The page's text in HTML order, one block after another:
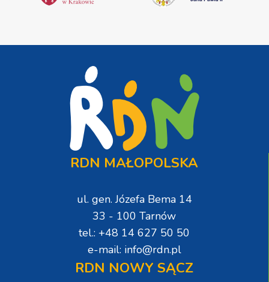
RDN MAŁOPOLSKA
ul. gen. Józefa Bema 14
33 - 100 Tarnów
tel.: +48 14 627 50 50
e-mail: info@rdn.pl
RDN NOWY SĄCZ